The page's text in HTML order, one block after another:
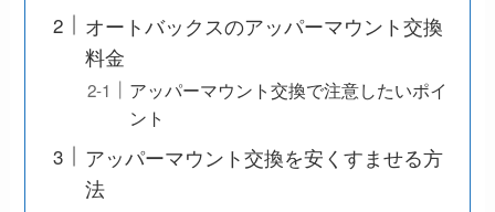
オートバックスのアッパーマウント交換
料金
アッパーマウント交換で注意したいポイ
ント
アッパーマウント交換を安くすませる方
法